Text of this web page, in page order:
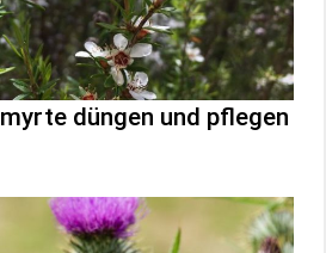
düngen und pflegen